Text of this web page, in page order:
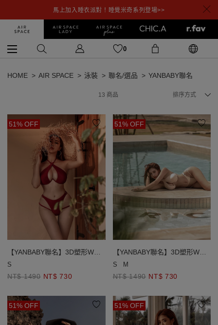
馬上加入睡衣派對！睡覺米奇系列登場>>
0
HOME AIR SPACE 泳裝 聯名/選品 YANBABY聯名
13 商品 排序方式
51% OFF
【YANBABY聯名】3D塑形W鋼
圈繞頸比基尼
S
NT$ 1490 NT$ 730
51% OFF
【YANBABY聯名】3D塑形W鋼
圈繞頸比基尼
S M
NT$ 1490 NT$ 730
51% OFF 51% OFF